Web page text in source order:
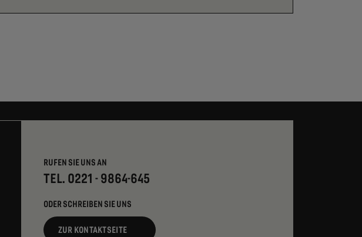
RUFEN SIE UNS AN
TEL. 0221 - 9864-645
ODER SCHREIBEN SIE UNS
ZUR KONTAKTSEITE